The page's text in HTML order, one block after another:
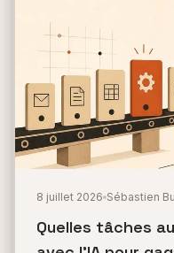
8 juillet 2026 Sébastien
Quelles tâches